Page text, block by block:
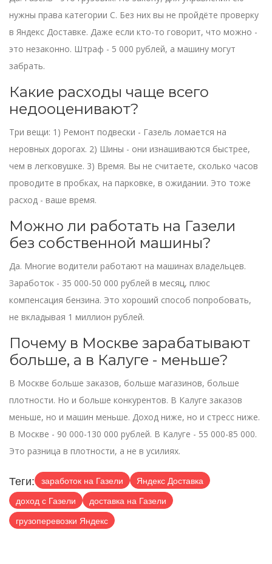
нужны права категории C. Без них вы не пройдёте проверку
в Яндекс Доставке. Даже если кто-то говорит, что можно -
это незаконно. Штраф - 5 000 рублей, а машину могут
забрать.
Какие расходы чаще всего
недооценивают?
Три вещи: 1) Ремонт подвески - Газель ломается на
неровных дорогах. 2) Шины - они изнашиваются быстрее,
чем в легковушке. 3) Время. Вы не считаете, сколько часов
проводите в пробках, на парковке, в ожидании. Это тоже
расход - ваше время.
Можно ли работать на Газели
без собственной машины?
Да. Многие водители работают на машинах владельцев.
Заработок - 35 000-50 000 рублей в месяц, плюс
компенсация бензина. Это хороший способ попробовать,
не вкладывая 1 миллион рублей.
Почему в Москве зарабатывают
больше, а в Калуге - меньше?
В Москве больше заказов, больше магазинов, больше
плотности. Но и больше конкурентов. В Калуге заказов
меньше, но и машин меньше. Доход ниже, но и стресс ниже.
В Москве - 90 000-130 000 рублей. В Калуге - 55 000-85 000.
Это разница в плотности, а не в усилиях.
Теги: заработок на Газели
Яндекс Доставка
доход с Газели
доставка на Газели
грузоперевозки Яндекс